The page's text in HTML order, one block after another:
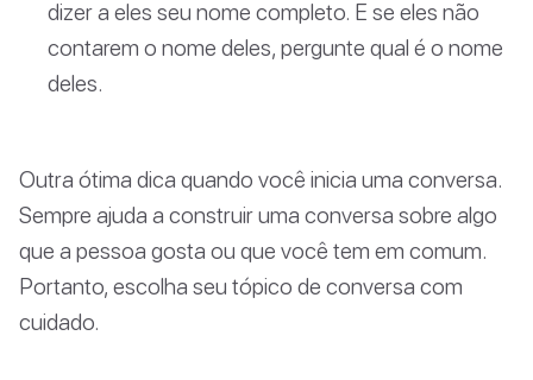
dizer a eles seu nome completo. E se eles não
contarem o nome deles, pergunte qual é o nome
deles.
Outra ótima dica quando você inicia uma conversa.
Sempre ajuda a construir uma conversa sobre algo
que a pessoa gosta ou que você tem em comum.
Portanto, escolha seu tópico de conversa com
cuidado.